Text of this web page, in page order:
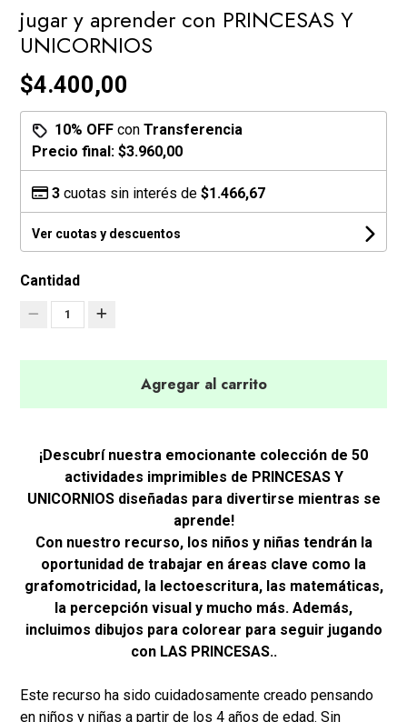
jugar y aprender con PRINCESAS Y
UNICORNIOS
$4.400,00
10% OFF conTransferencia
Precio final:$3.960,00
3 cuotas sin interés de$1.466,67
Ver cuotas y descuentos
Cantidad
1
Agregar al carrito
¡Descubrí nuestra emocionante colección de 50
actividades imprimibles de PRINCESAS Y
UNICORNIOS diseñadas para divertirse mientras se
aprende!
Con nuestro recurso, los niños y niñas tendrán la
oportunidad de trabajar en áreas clave como la
grafomotricidad, la lectoescritura, las matemáticas,
la percepción visual y mucho más. Además,
incluimos dibujos para colorear para seguir jugando
con LAS PRINCESAS..
Este recurso ha sido cuidadosamente creado pensando
en niños y niñas a partir de los 4 años de edad. Sin